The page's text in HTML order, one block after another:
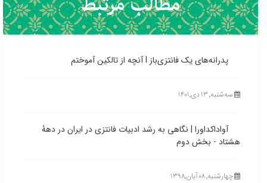
پدرانه‌های یک فانتزی‌باز l آنچه از تالکین آموختم
ﺳﻪشنبه, ۱۳ دی,۱۴۰۱
آواداکداورا | نگاهی به رشد ادبیات فانتزی در ایران در دهۀ
هشتاد - بخش دوم
چهارشنبه, ۰۸ آبان,۱۳۹۸